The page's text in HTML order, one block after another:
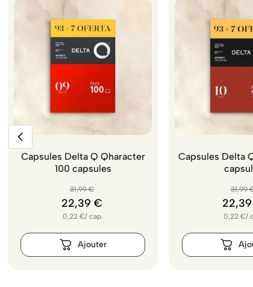
Capsules Delta Q Qharacter
100 capsules
31,99 €
22,39 €
0,22 €/cap.
Capsules Delta
31,99
22,39
0,22 €/